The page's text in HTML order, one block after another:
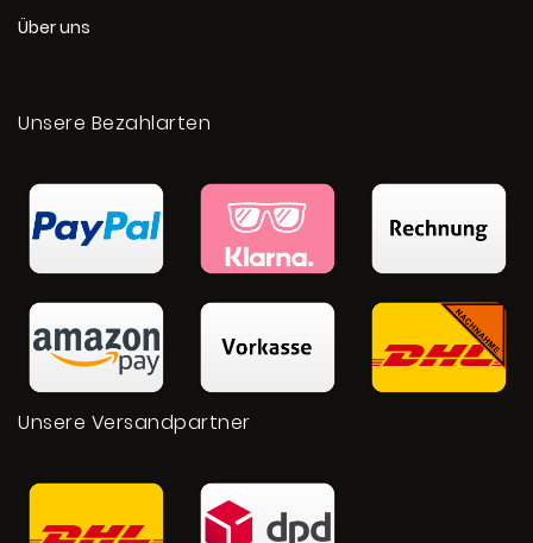
Über uns
Unsere Bezahlarten
Unsere Versandpartner